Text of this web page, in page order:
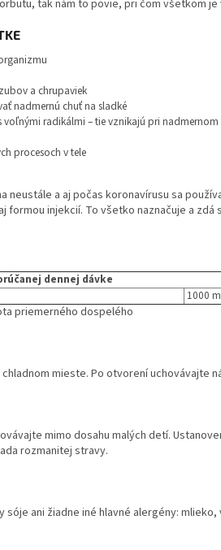
tak nám to povie, pri čom všetkom je
a chrupaviek
nadmernú chuť na sladké
radikálmi – tie vznikajú pri nadmernom
procesoch v tele
neustále a aj počas koronavírusu sa
formou injekcií. To všetko naznačuje a
dennej dávke
1000
priemerného dospelého
mieste. Po otvorení uchovávajte
mimo dosahu malých detí.
rozmanitej stravy.
ani žiadne iné hlavné alergény: